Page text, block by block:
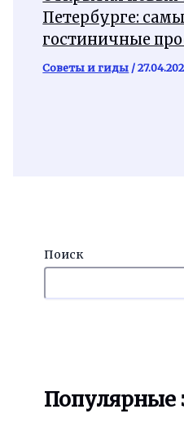
Петербурге:
гостиничные
Советы и гиды /
Поиск
Популярные